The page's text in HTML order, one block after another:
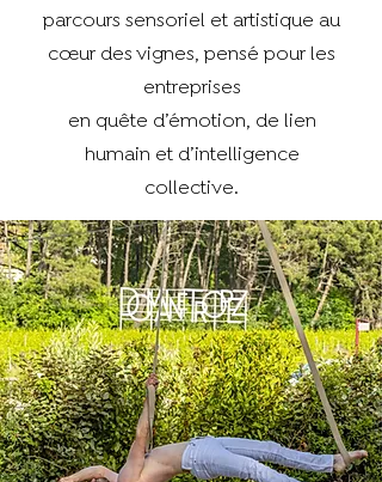
parcours sensoriel et artistique au
cœur des vignes, pensé pour les
entreprises
en quête d’émotion, de lien
humain et d’intelligence
collective.